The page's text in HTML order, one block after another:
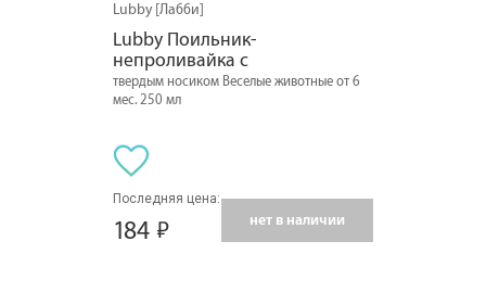
Lubby [Лабби]
Lubby Поильник-
непроливайка с
твердым носиком Веселые животные от 6
мес. 250 мл
Последняя цена:
184 нет в наличии